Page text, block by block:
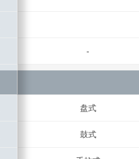
-
盘式
鼓式